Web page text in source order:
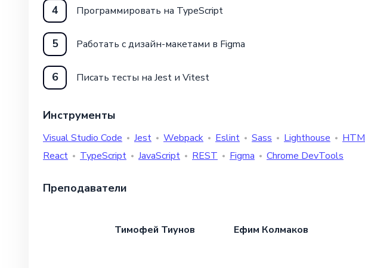
4 Программировать на TypeScript
5 Работать с дизайн-макетами в Figma
6 Писать тесты на Jest и Vitest
Инструменты
Visual Studio Code Jest Webpack Eslint Sass Lighthouse
React
TypeScript JavaScript REST Figma Chrome DevTools
Преподаватели
Тимофей Тиунов Ефим Колмаков